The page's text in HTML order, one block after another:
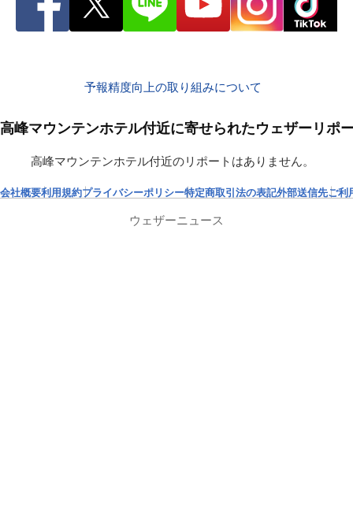
予報精度向上の取り組みについて
高峰マウンテンホテル付近に寄せられたウェザーリポ
高峰マウンテンホテル付近のリポートはありません。
会社概要利用規約プライバシーポリシー特定商取引法の表記外部送信先ご利
ウェザーニュース